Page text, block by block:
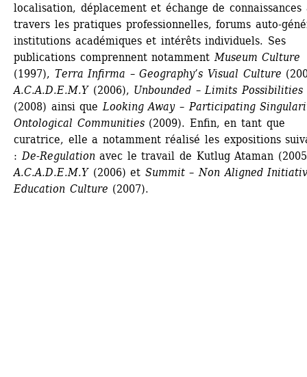
localisation, déplacement et échange de connaissances
travers les pratiques professionnelles, forums auto-
institutions académiques et intérêts individuels. Ses
publications comprennent notamment Museum Culture
(1997), Terra Infirma – Geography’s Visual Culture
A.C.A.D.E.M.Y(2006), Unbounded – Limits Possibilities
(2008) ainsi que Looking Away – Participating
Ontological Communities(2009). Enfin, en tant que
curatrice, elle a notamment réalisé les expositions
: De-Regulation avec le travail de Kutlug Ataman
A.C.A.D.E.M.Y(2006) et Summit – Non Aligned
Education Culture (2007).